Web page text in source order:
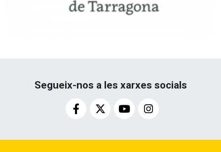
Segueix-nos a les xarxes socials